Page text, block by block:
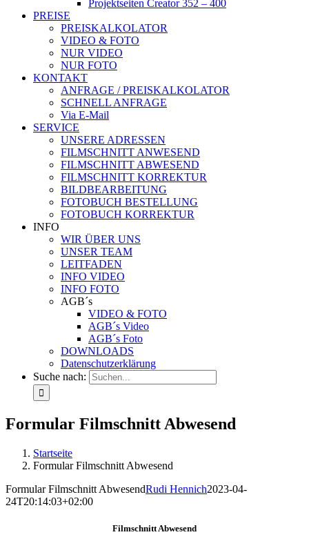
Projektseiten Creator 352 – 400
PREISE
PREISKALKOLATOR
VIDEO & FOTO
NUR VIDEO
NUR FOTO
KONTAKT
ANFRAGE / PREISKALKOLATOR
SCHNELL ANFRAGE
Via E-Mail
SERVICE
UNSERE ADRESSEN
FILMSCHNITT ANWESEND
FILMSCHNITT ABWESEND
FILMSCHNITT KORREKTUR
BILDBEARBEITUNG
FOTOBUCH BESTELLUNG
FOTOBUCH KORREKTUR
INFO
WIR ÜBER UNS
UNSER TEAM
LEITFADEN
INFO VIDEO
INFO FOTO
AGB´s
VIDEO & FOTO
AGB´s Video
AGB´s Foto
DOWNLOADS
Datenschutzerklärung
Suche nach:
Formular Filmschnitt Abwesend
Startseite
Formular Filmschnitt Abwesend
Formular Filmschnitt AbwesendRudi Hennich2023-04-
24T20:14:03+02:00
Filmschnitt Abwesend